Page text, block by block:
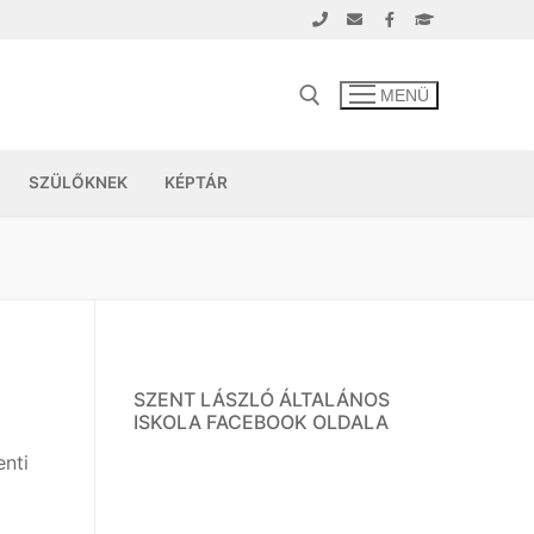
MENÜ
SZÜLŐKNEK KÉPTÁR
SZENT LÁSZLÓ ÁLTALÁNOS
ISKOLA FACEBOOK OLDALA